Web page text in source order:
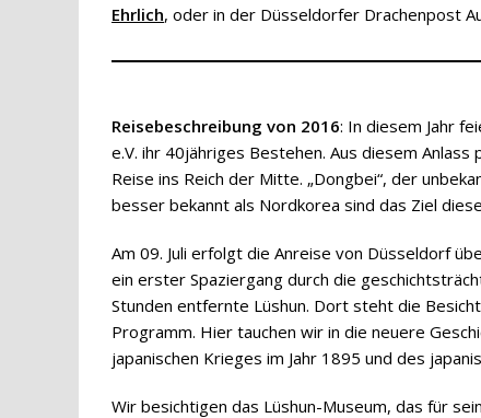
Ehrlich, oder in der Düsseldorfer Drachenpost
Reisebeschreibung von 2016: In diesem Jahr
e.V. ihr 40jähriges Bestehen. Aus diesem
Reise ins Reich der Mitte. „Dongbei“, der
besser bekannt als Nordkorea sind das Ziel
Am 09. Juli erfolgt die Anreise von Düsseldorf
ein erster Spaziergang durch die
Stunden entfernte Lüshun. Dort steht die
Programm. Hier tauchen wir in die neuere
japanischen Krieges im Jahr 1895 und des
Wir besichtigen das Lüshun-Museum, das für